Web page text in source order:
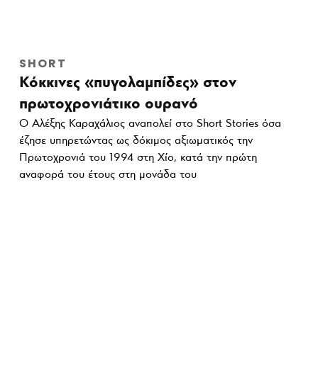
SHORT
Κόκκινες «πυγολαμπίδες» στον
πρωτοχρονιάτικο ουρανό
Ο Αλέξης Καραχάλιος αναπολεί στο Short Stories όσα
έζησε υπηρετώντας ως δόκιμος αξιωματικός την
Πρωτοχρονιά του 1994 στη Χίο, κατά την πρώτη
αναφορά του έτους στη μονάδα του